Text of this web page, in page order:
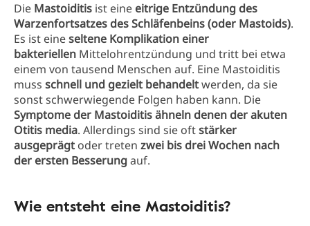
Die Mastoiditis ist eine eitrige Entzündung des
Warzenfortsatzes des Schläfenbeins (oder Mastoids).
Es ist eineseltene Komplikation einer
bakteriellen Mittelohrentzündung und tritt bei etwa
einem von tausend Menschen auf. Eine Mastoiditis
muss schnell und gezielt behandeltwerden, da sie
sonst schwerwiegende Folgen haben kann. Die
Symptome der Mastoiditis ähneln denen der akuten
Otitis media. Allerdings sind sie oftstärker
ausgeprägt oder treten zwei bis drei Wochen nach
der ersten Besserungauf.
Wie entsteht eine Mastoiditis?